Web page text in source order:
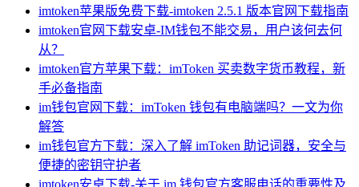
imtoken苹果版免费下载-imtoken 2.5.1 版本官网下载指南
imtoken官网下载安卓-IM钱包不能交易，用户该何去何
从？
imtoken官方苹果下载：imToken 买卖数字货币教程，新
手必备指南
im钱包官网下载：imToken 钱包有电脑端吗？一文为你
解答
im钱包官方下载：深入了解 imToken 助记词器，安全与
便捷的密钥守护者
imtoken安卓下载-关于 im 钱包官方客服电话的重要性及